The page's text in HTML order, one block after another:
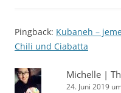
Pingback: Kubaneh –
Chili und Ciabatta
Michelle |
24. Juni 2019